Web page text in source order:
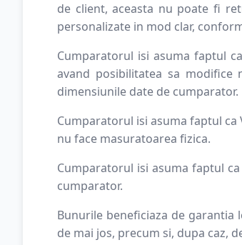
de client, aceasta nu poate fi
personalizate in mod clar,
Cumparatorul isi asuma faptul
avand posibilitatea sa
dimensiunile date de cumparator.
Cumparatorul isi asuma faptul
nu face masuratoarea fizica.
Cumparatorul isi asuma faptul
cumparator.
Bunurile beneficiaza de garantia
de mai jos, precum si, dupa caz,